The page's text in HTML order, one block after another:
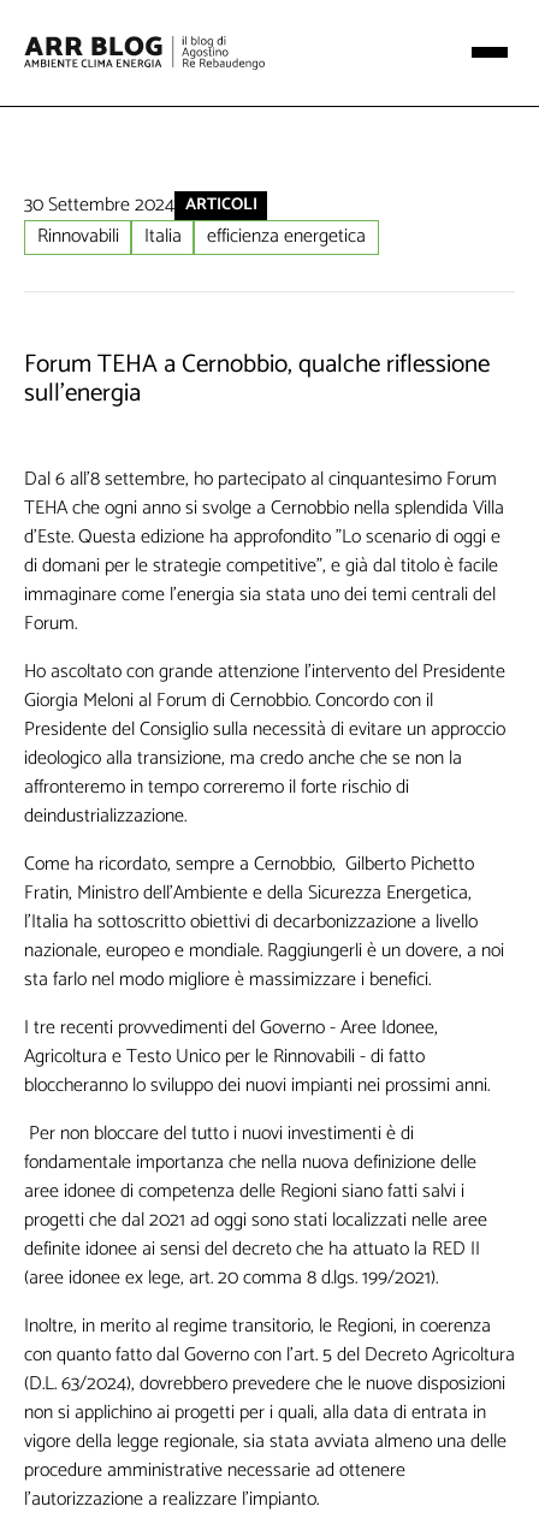
30 Settembre 2024 ARTICOLI
Rinnovabili Italia efficienza energetica
Forum TEHA a Cernobbio, qualche riflessione
sull’energia
Dal 6 all’8 settembre, ho partecipato al cinquantesimo Forum
TEHA che ogni anno si svolge a Cernobbio nella splendida Villa
d’Este. Questa edizione ha approfondito "Lo scenario di oggi e
di domani per le strategie competitive”, e già dal titolo è facile
immaginare come l’energia sia stata uno dei temi centrali del
Forum.
Ho ascoltato con grande attenzione l’intervento del Presidente
Giorgia Meloni al Forum di Cernobbio. Concordo con il
Presidente del Consiglio sulla necessità di evitare un approccio
ideologico alla transizione, ma credo anche che se non la
affronteremo in tempo correremo il forte rischio di
deindustrializzazione.
Come ha ricordato, sempre a Cernobbio, Gilberto Pichetto
Fratin, Ministro dell’Ambiente e della Sicurezza Energetica,
l'Italia ha sottoscritto obiettivi di decarbonizzazione a livello
nazionale, europeo e mondiale. Raggiungerli è un dovere, a noi
sta farlo nel modo migliore è massimizzare i benefici.
I tre recenti provvedimenti del Governo - Aree Idonee,
Agricoltura e Testo Unico per le Rinnovabili - di fatto
bloccheranno lo sviluppo dei nuovi impianti nei prossimi anni.
Per non bloccare del tutto i nuovi investimenti è di
fondamentale importanza che nella nuova definizione delle
aree idonee di competenza delle Regioni siano fatti salvi i
progetti che dal 2021 ad oggi sono stati localizzati nelle aree
definite idonee ai sensi del decreto che ha attuato la RED II
(aree idonee ex lege, art. 20 comma 8 d.lgs. 199/2021).
Inoltre, in merito al regime transitorio, le Regioni, in coerenza
con quanto fatto dal Governo con l'art. 5 del Decreto Agricoltura
(D.L. 63/2024), dovrebbero prevedere che le nuove disposizioni
non si applichino ai progetti per i quali, alla data di entrata in
vigore della legge regionale, sia stata avviata almeno una delle
procedure amministrative necessarie ad ottenere
l’autorizzazione a realizzare l’impianto.